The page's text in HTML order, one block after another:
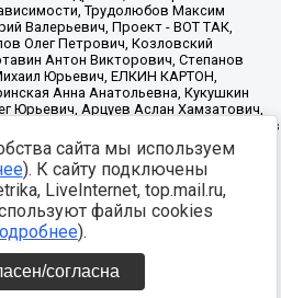
uploaded/files/reestr-
данные на
сайта мы используем
). К сайту подключены
LiveInternet, top.mail.ru,
файлы cookies
).
согласна